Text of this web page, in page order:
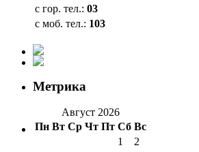
с гор. тел.: 03
с моб. тел.: 103
Метрика
Август 2026
Пн Вт Ср Чт Пт Сб Вс
1
2